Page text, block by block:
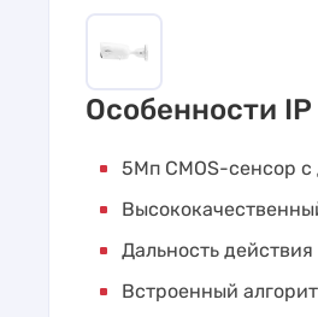
Особенности
5Мп CMOS-сенсор
Дальность действия
Встроенный